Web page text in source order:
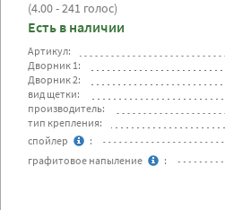
(4.00- 241 голос)
Есть в наличии
Артикул:
Дворник 1:
Дворник 2:
вид щетки:
производитель:
тип крепления:
спойлер
:
графитовое напыление
: